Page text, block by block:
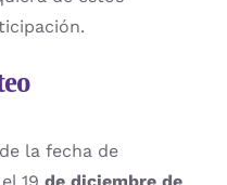
la fecha de